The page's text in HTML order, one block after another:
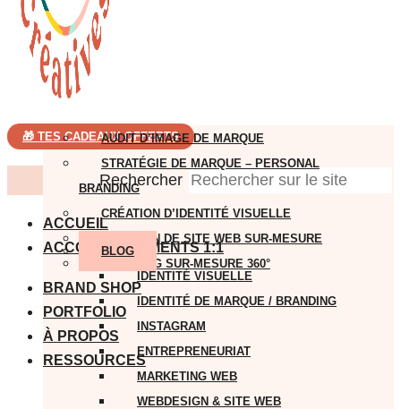
🎁 TES CADEAUX OFFERTS
Rechercher
ACCUEIL
ACCOMPAGNEMENTS 1:1
AUDIT D’IMAGE DE MARQUE
STRATÉGIE DE MARQUE – PERSONAL
BRANDING
CRÉATION D’IDENTITÉ VISUELLE
CRÉATION DE SITE WEB SUR-MESURE
BRANDING SUR-MESURE 360°
BRAND SHOP
PORTFOLIO
À PROPOS
RESSOURCES
BLOG
IDENTITÉ VISUELLE
IDENTITÉ DE MARQUE / BRANDING
INSTAGRAM
ENTREPRENEURIAT
MARKETING WEB
WEBDESIGN & SITE WEB